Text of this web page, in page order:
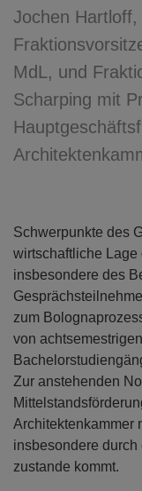
Jochen
MdL, und
Scharping mit
Schwerpunkte des
wirtschaftliche Lage
insbesondere des
zum
von
Zur anstehenden
Architektenkammer
insbesondere
zustande kommt.